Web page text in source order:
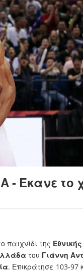
- Εκανε το
της
του Γιάννη
. Επικράτησε 103-97